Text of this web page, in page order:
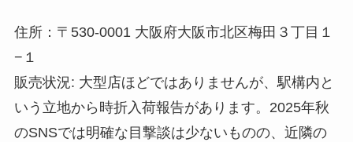
住所：〒530-0001 大阪府大阪市北区梅田３丁目１
−１
販売状況: 大型店ほどではありませんが、駅構内と
いう立地から時折入荷報告があります。2025年秋
のSNSでは明確な目撃談は少ないものの、近隣の